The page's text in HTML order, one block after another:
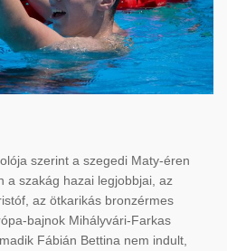
szerint a szegedi Maty-éren
a szakág hazai legjobbjai, az
az ötkarikás bronzérmes
bajnok Mihályvári-Farkas
Fábián Bettina nem indult,